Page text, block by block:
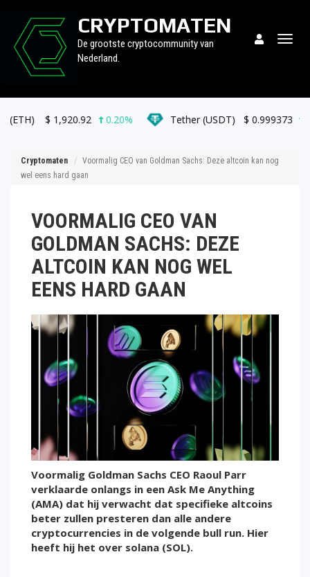
CRYPTOMATEN
De grootste cryptocommunity van
Nederland.
0.20% Tether (USDT) $0.999373 0.00%
Cryptomaten
Voormalig CEO van Goldman Sachs: Deze altcoin kan nog
wel eens hard gaan
VOORMALIG CEO VAN
GOLDMAN SACHS: DEZE
ALTCOIN KAN NOG WEL
EENS HARD GAAN
Voormalig Goldman Sachs CEO Raoul Parr
verklaarde onlangs in een Ask Me Anything
(AMA) dat hij verwacht dat specifieke altcoins
beter zullen presteren dan alle andere
cryptocurrencies in de volgende bull run. Hier
heeft hij het over solana (SOL).